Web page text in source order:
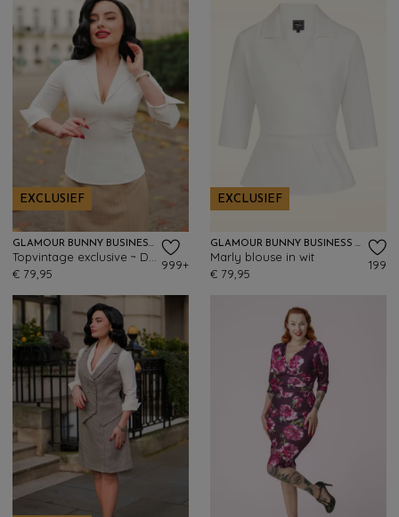
EXCLUSIEF
GLAMOUR BUNNY BUSINESS BABE
€ 79,95
999+
EXCLUSIEF
GLAMOUR BUNNY BUSINESS BABE
Marly blouse in wit
€ 79,95
199